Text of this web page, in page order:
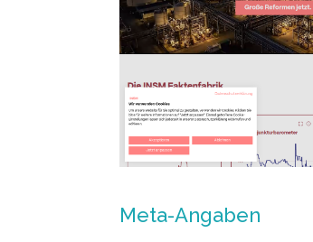
Meta-Angaben